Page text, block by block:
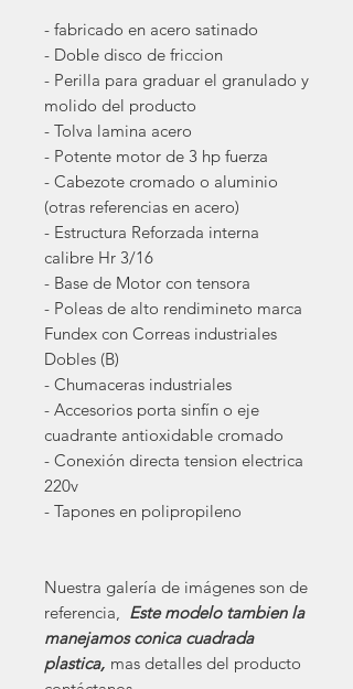
- fabricado en acero satinado
- Doble disco de friccion
- Perilla para graduar el granulado y
molido del producto
- Tolva lamina acero
- Potente motor de 3 hp fuerza
- Cabezote cromado o aluminio
(otras referencias en acero)
- Estructura Reforzada interna
calibre Hr 3/16
- Base de Motor con tensora
- Poleas de alto rendimineto marca
Fundex con Correas industriales
Dobles (B)
- Chumaceras industriales
- Accesorios porta sinfín o eje
cuadrante antioxidable cromado
- Conexión directa tension electrica
220v
- Tapones en polipropileno
Nuestra galería de imágenes son de
referencia, Este modelo tambien la
manejamos conica cuadrada
plastica, mas detalles del producto